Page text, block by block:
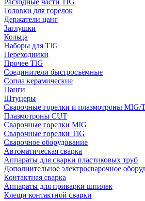
Расходные части TIG
Головки для горелок
Держатели цанг
Заглушки
Кольца
Наборы для TIG
Переходники
Прочее TIG
Соединители быстросъёмные
Сопла керамические
Цанги
Штуцеры
Сварочные горелки и плазмотроны MIG/
Плазмотроны CUT
Сварочные горелки MIG
Сварочные горелки TIG
Сварочное оборудование
Автоматическая сварка
Аппараты для сварки пластиковых труб
Дополнительное электросварочное
Контактная сварка
Аппараты для приварки шпилек
Клещи контактной сварки